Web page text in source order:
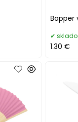
Bapper
1.30 €